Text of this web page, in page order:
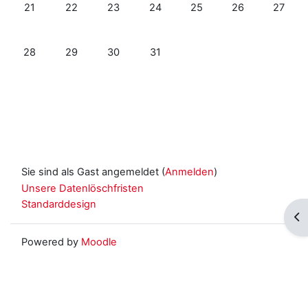
Keine Termine, Montag, 21. Juli
21 Keine Termine, Dienstag, 22. Juli
22 Keine Termine, Mittwoch, 23. Juli
23 Keine Termine, Donnerstag, 24.
24 Keine Termine, Freitag,
25 Keine Termine,
26 Keine
27
Keine Termine, Montag, 28. Juli
28 Keine Termine, Dienstag, 29. Juli
29 Keine Termine, Mittwoch, 30. Juli
30 Keine Termine, Donnerstag, 31.
31
Sie sind als Gast angemeldet (Anmelden)
Unsere Datenlöschfristen
Standarddesign
Powered by Moodle